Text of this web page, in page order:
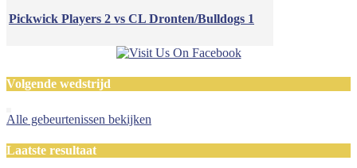
Pickwick Players 2 vs CL Dronten/Bulldogs 1
Volgende wedstrijd
Alle gebeurtenissen bekijken
Laatste resultaat